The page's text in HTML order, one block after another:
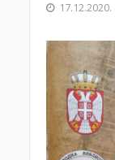
17.12.2020.